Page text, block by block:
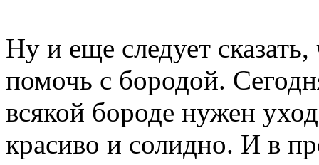
Ну и еще следует
помочь с бородой.
всякой бороде нужен
красиво и солидно. И в